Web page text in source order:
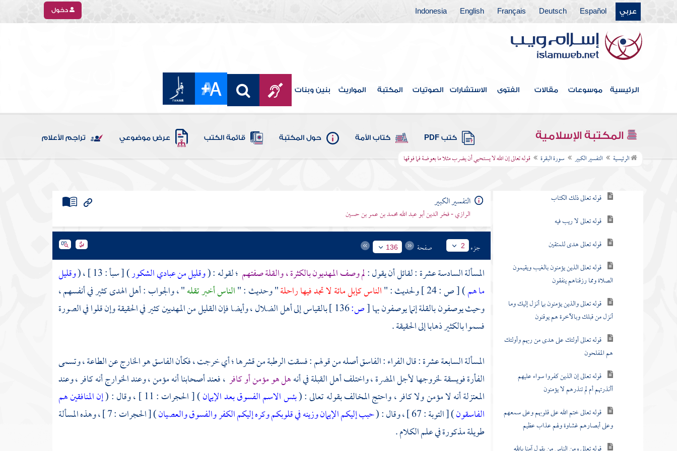
عربي Español
Deutsch
Français
English
Indonesia دخول
الرئيسية موسوعات مقالات الفتوى الاستشارات الصوتيات المكتبة المواريث بنين وبنات
المكتبة الإسلامية كتب PDF كتاب الأمة حول المكتبة قائمة الكتب عرض موضوعي تراجم الأعلام
الرئيسية التفسير الكبير سورة البقرة قوله تعالى إن الله لا يستحيي أن يضرب مثلا ما بعوضة فما فوقها
فهرس الكتاب
المقدمة
الكتاب الأول في العلوم المستنبطة من قوله
الكتاب الثاني في مباحث بسم الله الرحمن
الرحيم
سورة الفاتحة
سورة البقرة
قوله تعالى ذلك الكتاب
قوله تعالى لا ريب فيه
قوله تعالى هدى للمتقين
قوله تعالى الذين يؤمنون بالغيب ويقيمون
الصلاة ومما رزقناهم ينفقون
قوله تعالى والذين يؤمنون بما أنزل إليك وما
أنزل من قبلك وبالآخرة هم يوقنون
قوله تعالى أولئك على هدى من ربهم وأولئك
هم المفلحون
قوله تعالى إن الذين كفروا سواء عليهم
أأنذرتهم أم لم تنذرهم لا يؤمنون
قوله تعالى ختم الله على قلوبهم وعلى سمعهم
وعلى أبصارهم غشاوة ولهم عذاب عظيم
التفسير الكبير
الرازي - فخر الدين أبو عبد الله محمد بن عمر بن حسين
جزء 2 صفحة 136
المسألة السادسة عشرة : لقائل أن يقول :لم وصف المهديون بالكثرة ، والقلة صفتهم ؛ لقوله : (وقليل من عبادي الشكور) [ سبأ : 13 ] ، (
وقليل
ما هم) [ ص : 24 ] ولحديث : " الناس كإبل مائة لا تجد فيها راحلة" وحديث : "الناس أخبر تقله" ، والجواب : أهل الهدى كثير في أنفسهم ،
وحيث يوصفون بالقلة إنما يوصفون بها[ص:136 ]
بالقياس إلى أهل الضلال ، وأيضا فإن القليل من المهديين كثير في الحقيقة وإن قلوا في الصورة
فسموا بالكثير ذهابا إلى الحقيقة .
المسألة السابعة عشرة : قالالفراء: الفاسق أصله من قولهم : فسقت الرطبة من قشرها ؛ أي خرجت ، فكأن الفاسق هو الخارج عن الطاعة ، وتسمى
الفأرة فويسقة لخروجها لأجل المضرة ، واختلف أهل القبلة في أنههل هو مؤمن أو كافر ، فعند أصحابنا أنه مؤمن ، وعندالخوارجأنه كافر ، وعند
المعتزلةأنه لا مؤمن ولا كافر ، واحتج المخالف بقوله تعالى : (بئس الاسم الفسوق بعد الإيمان) [ الحجرات : 11 ] ، وقال : (
إن المنافقين هم
الفاسقون) [ التوبة : 67 ] ، وقال : ( حبب إليكم الإيمان وزينه في قلوبكم وكره إليكم الكفر والفسوق والعصيان
) [ الحجرات : 7 ] ، وهذه المسألة
طويلة مذكورة في علم الكلام .